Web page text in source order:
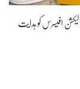
افیسرس کو ہدایت